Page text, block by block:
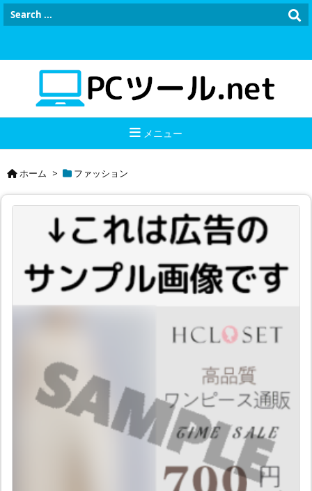
メニュー
ホーム > ファッション